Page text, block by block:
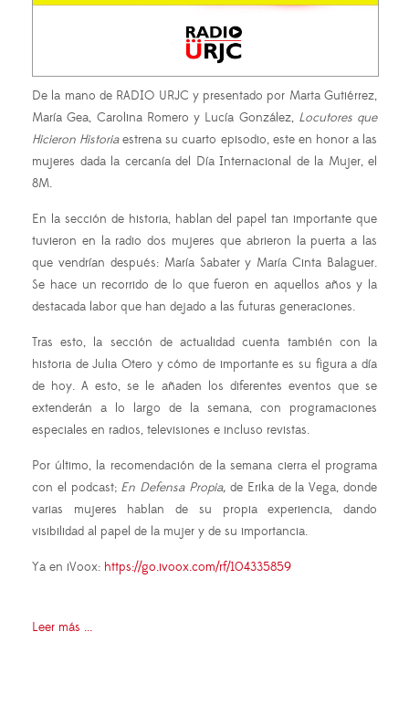
De la mano de RADIO URJC y presentado por Marta Gutiérrez,
María Gea, Carolina Romero y Lucía González, Locutores que
Hicieron Historiaestrena su cuarto episodio, este en honor a las
mujeres dada la cercanía del Día Internacional de la Mujer, el
8M.
En la sección de historia, hablan del papel tan importante que
tuvieron en la radio dos mujeres que abrieron la puerta a las
que vendrían después: María Sabater y María Cinta Balaguer.
Se hace un recorrido de lo que fueron en aquellos años y la
destacada labor que han dejado a las futuras generaciones.
Tras esto, la sección de actualidad cuenta también con la
historia de Julia Otero y cómo de importante es su figura a día
de hoy. A esto, se le añaden los diferentes eventos que se
extenderán a lo largo de la semana, con programaciones
especiales en radios, televisiones e incluso revistas.
Por último, la recomendación de la semana cierra el programa
con el podcast; En Defensa Propia, de Erika de la Vega, donde
varias mujeres hablan de su propia experiencia, dando
visibilidad al papel de la mujer y de su importancia.
Ya en iVoox: https://go.ivoox.com/rf/104335859
Leer más ...